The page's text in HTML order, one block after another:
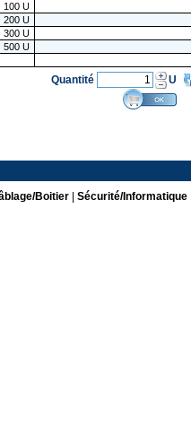
100 U
200 U
300 U
500 U
Quantité U
Boitier| Sécurité/Informatique|